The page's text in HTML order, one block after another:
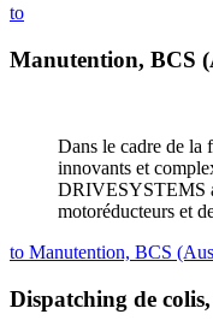
to
Manutention, BCS
Dans le cadre de la
innovants et
DRIVESYSTEMS
motoréducteurs et
to Manutention, BCS
Dispatching de